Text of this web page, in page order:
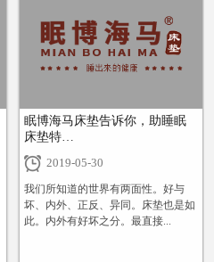
眠博海马床垫告诉你，助睡眠
床垫特…
2019-05-30
我们所知道的世界有两面性。好与
坏、内外、正反、异同。床垫也是如
此。内外有好坏之分。最直接...